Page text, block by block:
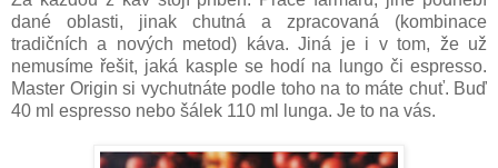
dané oblasti, jinak chutná a zpracovaná (kombinace
tradičních a nových metod) káva. Jiná je i v tom, že už
nemusíme řešit, jaká kasple se hodí na lungo či espresso.
Master Origin si vychutnáte podle toho na to máte chuť. Buď
40 ml espresso nebo šálek 110 ml lunga. Je to na vás.